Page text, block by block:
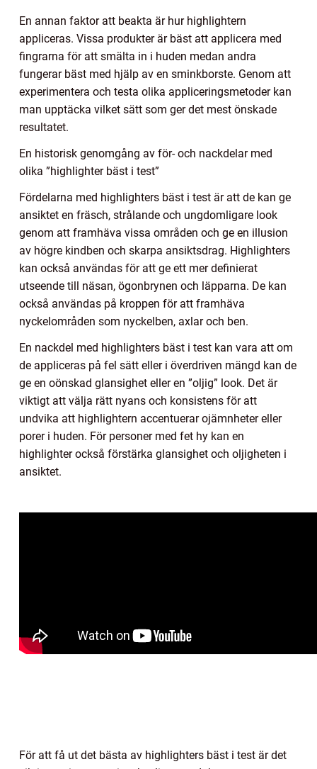
En annan faktor att beakta är hur highlightern
appliceras. Vissa produkter är bäst att applicera med
fingrarna för att smälta in i huden medan andra
fungerar bäst med hjälp av en sminkborste. Genom att
experimentera och testa olika appliceringsmetoder kan
man upptäcka vilket sätt som ger det mest önskade
resultatet.
En historisk genomgång av för- och nackdelar med
olika ”highlighter bäst i test”
Fördelarna med highlighters bäst i test är att de kan ge
ansiktet en fräsch, strålande och ungdomligare look
genom att framhäva vissa områden och ge en illusion
av högre kindben och skarpa ansiktsdrag. Highlighters
kan också användas för att ge ett mer definierat
utseende till näsan, ögonbrynen och läpparna. De kan
också användas på kroppen för att framhäva
nyckelområden som nyckelben, axlar och ben.
En nackdel med highlighters bäst i test kan vara att om
de appliceras på fel sätt eller i överdriven mängd kan de
ge en oönskad glansighet eller en ”oljig” look. Det är
viktigt att välja rätt nyans och konsistens för att
undvika att highlightern accentuerar ojämnheter eller
porer i huden. För personer med fet hy kan en
highlighter också förstärka glansighet och oljigheten i
ansiktet.
För att få ut det bästa av highlighters bäst i test är det